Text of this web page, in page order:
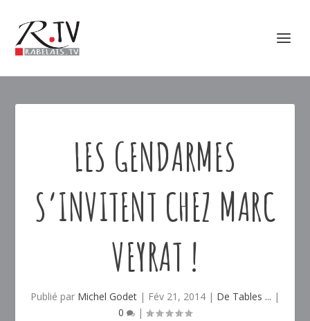
LES GENDARMES
S’INVITENT CHEZ MARC
VEYRAT !
Publié par Michel Godet | Fév 21, 2014 | De Tables ... |
0
|